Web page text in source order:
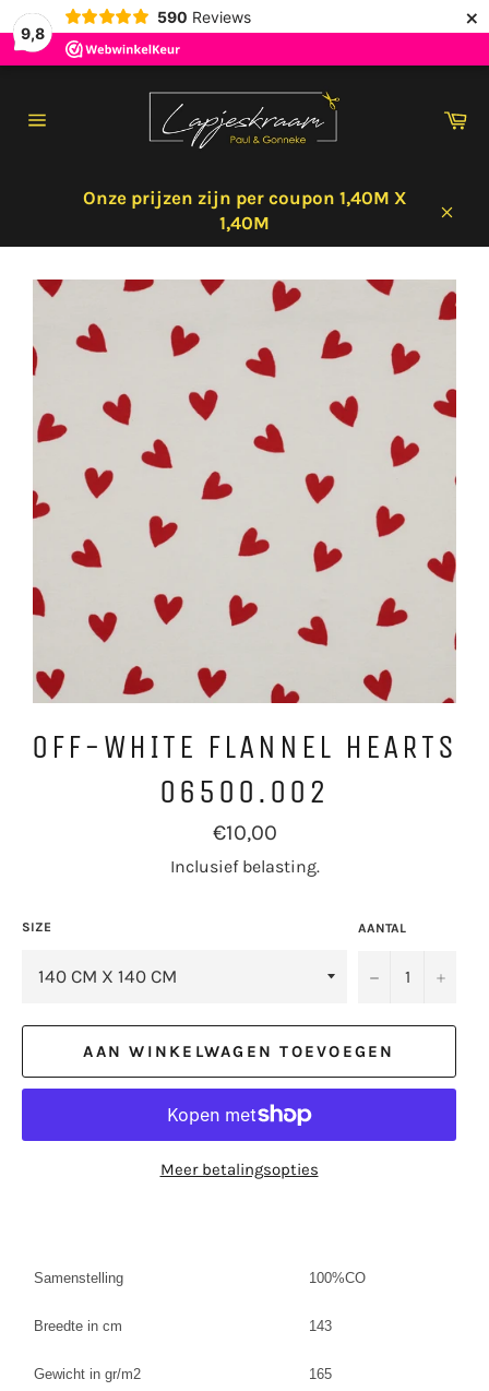
9,8
590 Reviews ×
Onze prijzen zijn per coupon 1,40M X
1,40M
OFF-WHITE FLANNEL HEARTS
06500.002
Normale
prijs
€10,00
Inclusief belasting.
SIZE AANTAL
− +
AAN WINKELWAGEN TOEVOEGEN
Meer betalingsopties
Samenstelling 100%CO
Breedte in cm 143
Gewicht in gr/m2 165